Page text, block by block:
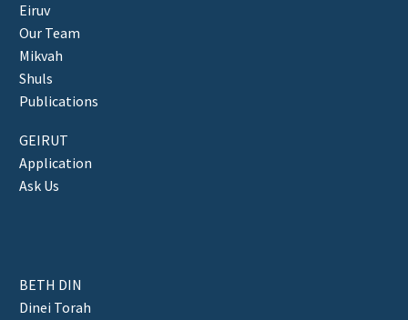
Eiruv
Our Team
Mikvah
Shuls
Publications
GEIRUT
Application
Ask Us
BETH DIN
Dinei Torah